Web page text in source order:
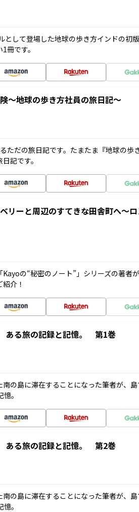
として登場した地球の歩き方インドの
冊です。
～地球の歩き方社員の旅日記～
ただの旅日記です。たまたま『地球の歩
記です。
リーと周辺のすてきな田舎町へ～
の“秘密のノート”」シリーズの著者
介！
ある旅の記録と記憶。 第1巻
の島に滞在することになった筆者が、
。
ある旅の記録と記憶。 第2巻
の島に滞在することになった筆者が、
。